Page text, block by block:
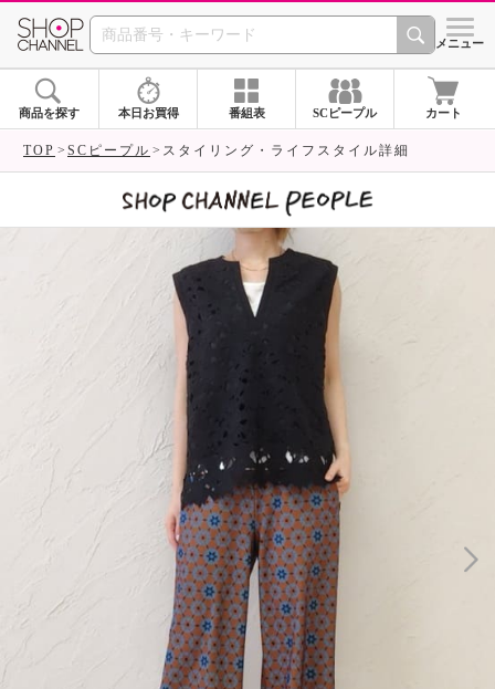
SHOP CHANNEL シメニュー
商品を探す 本日お買得 番組表 SCピープル カート
TOP SCピープル スタイリング・ライフスタイル詳細